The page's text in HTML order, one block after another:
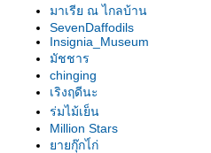
มาเรีย ณ ไกลบ้าน
SevenDaffodils
Insignia_Museum
มัชชาร
chinging
เริงฤดีนะ
ร่มไม้เย็น
Million Stars
ายกุ๊กไ่ก่